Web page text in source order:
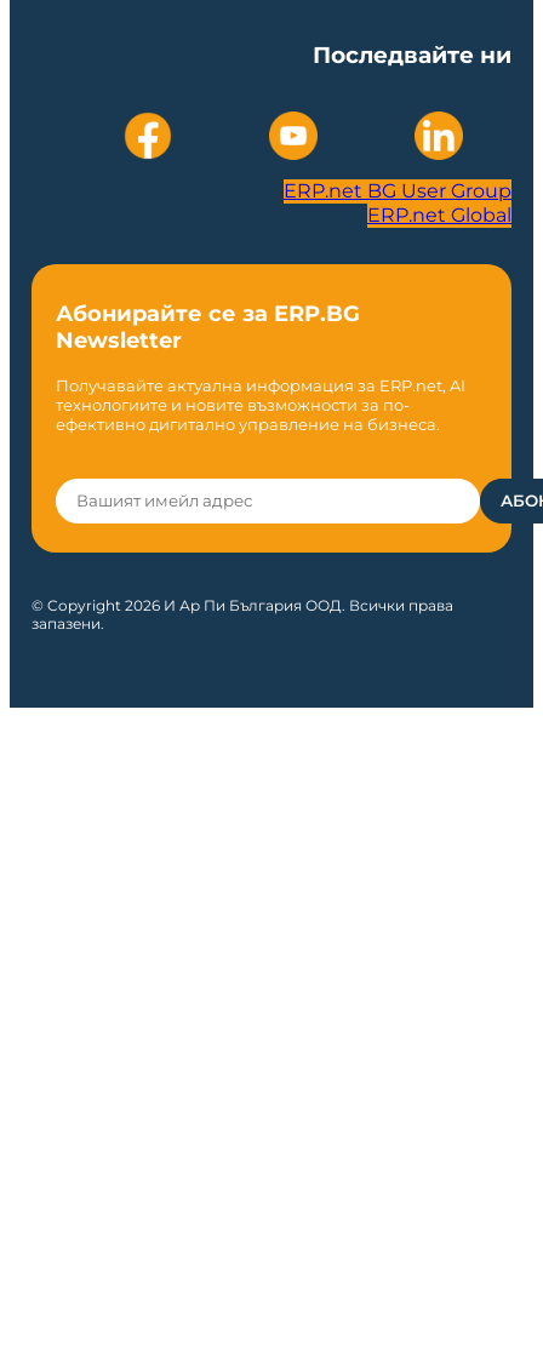
Последвайте ни
ERP.net BG User Group
ERP.net Global
Абонирайте се за ERP.BG
Newsletter
Получавайте актуална информация за ERP.net, AI
технологиите и новите възможности за по-
ефективно дигитално управление на бизнеса.
© Copyright 2026 И Ар Пи България ООД. Всички права
запазени.